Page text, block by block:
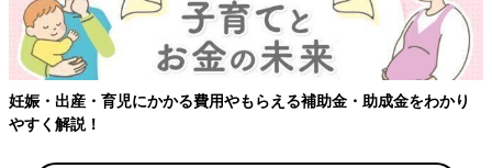
補助金・助成金をわかり